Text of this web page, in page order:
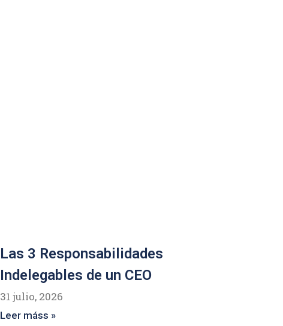
Las 3 Responsabilidades
Indelegables de un CEO
31 julio, 2026
Leer máss »